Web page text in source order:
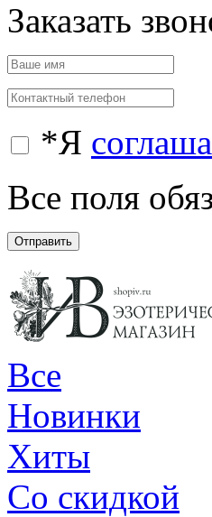
Заказать
*Я
Все поля
Отправить
Все
Новинки
Хиты
Со скидкой